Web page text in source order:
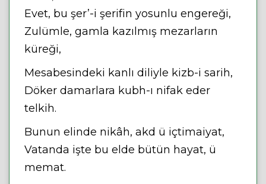
Evet, bu şer’-i şerifin yosunlu engereği,
Zulümle, gamla kazılmış mezarların
küreği,
Mesabesindeki kanlı diliyle kizb-i sarih,
Döker damarlara kubh-ı nifak eder
telkih.
Bunun elinde nikâh, akd ü içtimaiyat,
Vatanda işte bu elde bütün hayat, ü
memat.